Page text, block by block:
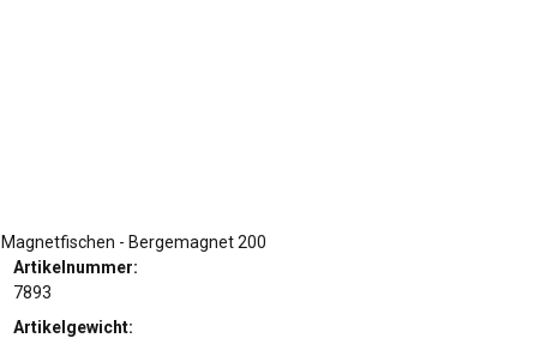
Magnetfischen - Bergemagnet 200
Artikelnummer:
7893
Artikelgewicht: